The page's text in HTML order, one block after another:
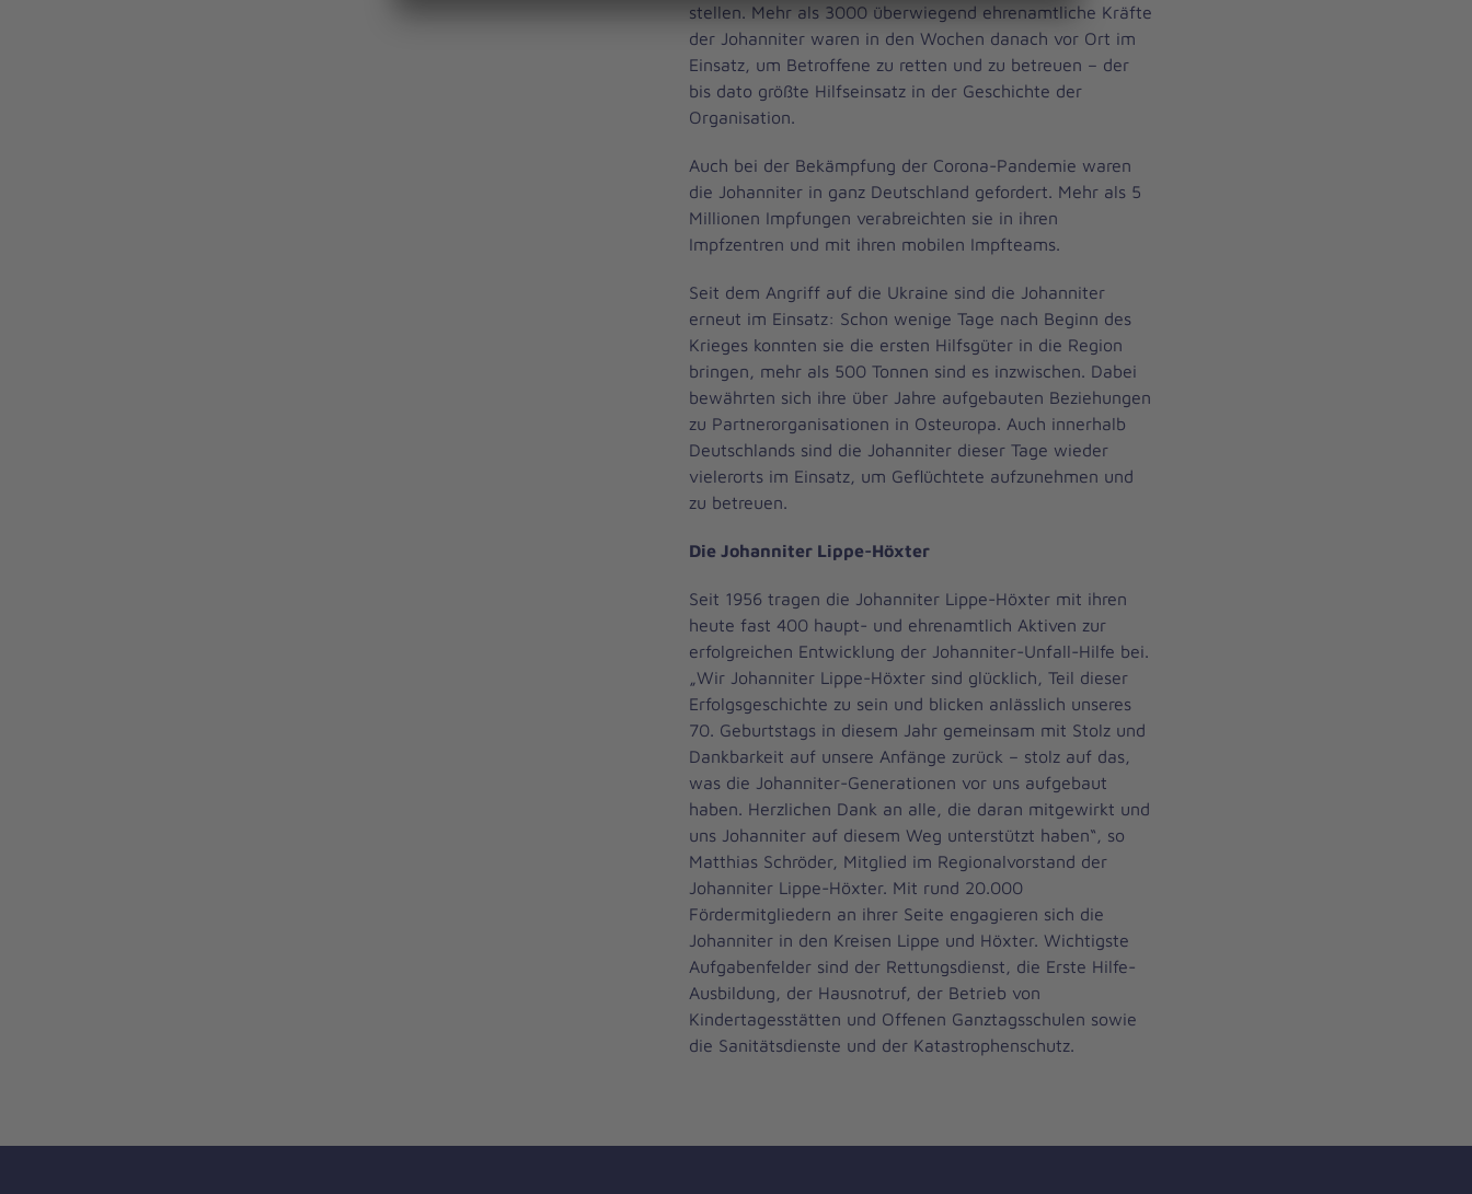
stellen. Mehr als 3000 überwiegend ehrenamtliche Kräfte
der Johanniter waren in den Wochen danach vor Ort im
Einsatz, um Betroffene zu retten und zu betreuen – der
bis dato größte Hilfseinsatz in der Geschichte der
Organisation.
Auch bei der Bekämpfung der Corona-Pandemie waren
die Johanniter in ganz Deutschland gefordert. Mehr als 5
Millionen Impfungen verabreichten sie in ihren
Impfzentren und mit ihren mobilen Impfteams.
Seit dem Angriff auf die Ukraine sind die Johanniter
erneut im Einsatz: Schon wenige Tage nach Beginn des
Krieges konnten sie die ersten Hilfsgüter in die Region
bringen, mehr als 500 Tonnen sind es inzwischen. Dabei
bewährten sich ihre über Jahre aufgebauten Beziehungen
zu Partnerorganisationen in Osteuropa. Auch innerhalb
Deutschlands sind die Johanniter dieser Tage wieder
vielerorts im Einsatz, um Geflüchtete aufzunehmen und
zu betreuen.
Die Johanniter Lippe-Höxter
Seit 1956 tragen die Johanniter Lippe-Höxter mit ihren
heute fast 400 haupt- und ehrenamtlich Aktiven zur
erfolgreichen Entwicklung der Johanniter-Unfall-Hilfe bei.
„Wir Johanniter Lippe-Höxter sind glücklich, Teil dieser
Erfolgsgeschichte zu sein und blicken anlässlich unseres
70. Geburtstags in diesem Jahr gemeinsam mit Stolz und
Dankbarkeit auf unsere Anfänge zurück – stolz auf das,
was die Johanniter-Generationen vor uns aufgebaut
haben. Herzlichen Dank an alle, die daran mitgewirkt und
uns Johanniter auf diesem Weg unterstützt haben“, so
Matthias Schröder, Mitglied im Regionalvorstand der
Johanniter Lippe-Höxter. Mit rund 20.000
Fördermitgliedern an ihrer Seite engagieren sich die
Johanniter in den Kreisen Lippe und Höxter. Wichtigste
Aufgabenfelder sind der Rettungsdienst, die Erste Hilfe-
Ausbildung, der Hausnotruf, der Betrieb von
Kindertagesstätten und Offenen Ganztagsschulen sowie
die Sanitätsdienste und der Katastrophenschutz.